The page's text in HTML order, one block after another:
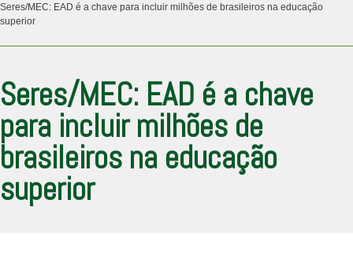
Seres/MEC: EAD é a chave para incluir milhões de brasileiros na educação
superior
Seres/MEC: EAD é a chave
para incluir milhões de
brasileiros na educação
superior